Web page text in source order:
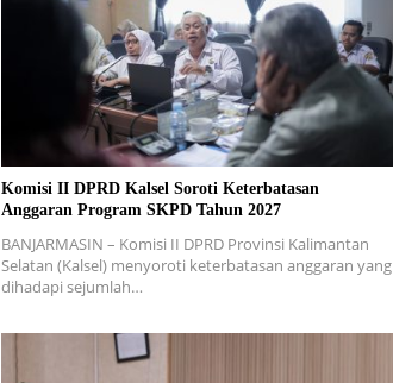
Komisi II DPRD Kalsel Soroti Keterbatasan
Anggaran Program SKPD Tahun 2027
BANJARMASIN – Komisi II DPRD Provinsi Kalimantan
Selatan (Kalsel) menyoroti keterbatasan anggaran yang
dihadapi sejumlah…